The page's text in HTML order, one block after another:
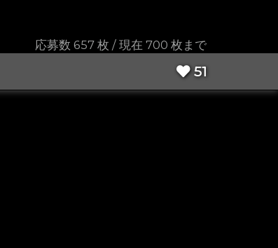
応募数 657 枚 / 現在 700 枚まで
51